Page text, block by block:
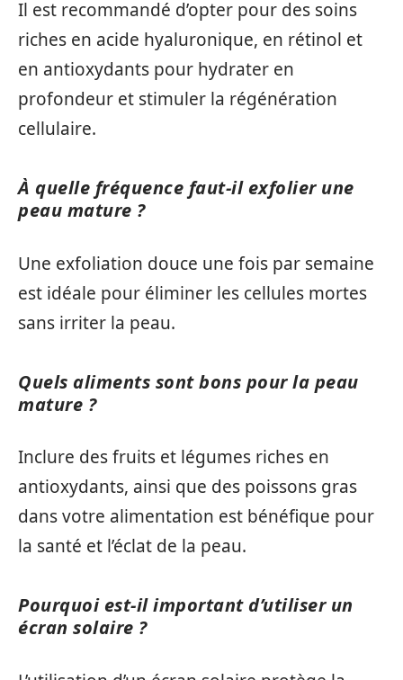
Il est recommandé d’opter pour des soins
riches en acide hyaluronique, en rétinol et
en antioxydants pour hydrater en
profondeur et stimuler la régénération
cellulaire.
À quelle fréquence faut-il exfolier une
peau mature ?
Une exfoliation douce une fois par semaine
est idéale pour éliminer les cellules mortes
sans irriter la peau.
Quels aliments sont bons pour la peau
mature ?
Inclure des fruits et légumes riches en
antioxydants, ainsi que des poissons gras
dans votre alimentation est bénéfique pour
la santé et l’éclat de la peau.
Pourquoi est-il important d’utiliser un
écran solaire ?